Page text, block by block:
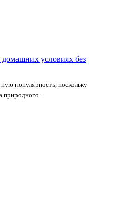
домашних условиях без
популярность, поскольку